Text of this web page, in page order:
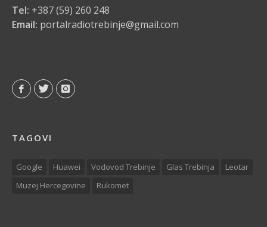
Tel: +387 (59) 260 248
Email: portalradiotrebinje@gmail.com
TAGOVI
Google Huawei Vodovod Trebinje Glas Trebinja
Leotar
Muzej Hercegovine
Rukomet